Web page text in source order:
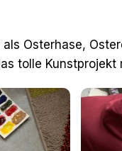
Osterhase,
tolle Kunstprojekt